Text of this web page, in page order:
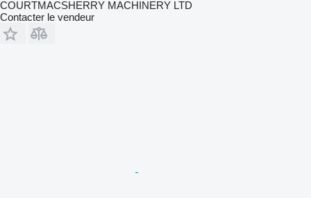
COURTMACSHERRY MACHINERY LTD
Contacter le vendeur